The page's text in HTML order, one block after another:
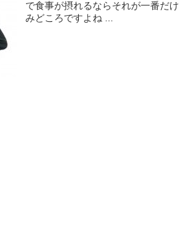
で食事が摂れるならそれが一番だ